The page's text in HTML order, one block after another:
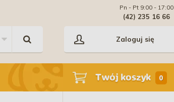
Pn - Pt 9:00 - 17:00
(42) 235 16 66
Zaloguj się
Twój koszyk 0